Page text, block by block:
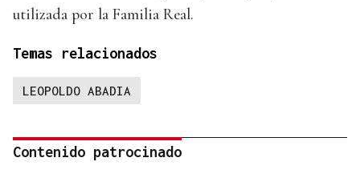
utilizada por la Familia Real.
Temas relacionados
LEOPOLDO ABADIA
Contenido patrocinado